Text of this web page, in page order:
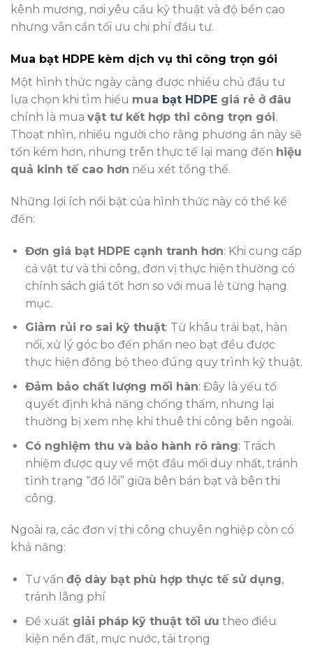
kênh mương, nơi yêu cầu kỹ thuật và độ bền cao
nhưng vẫn cần tối ưu chi phí đầu tư.
Mua bạt HDPE kèm dịch vụ thi công trọn gói
Một hình thức ngày càng được nhiều chủ đầu tư
lựa chọn khi tìm hiểu mua bạt HDPE giá rẻ ở đâu
chính là mua vật tư kết hợp thi công trọn gói.
Thoạt nhìn, nhiều người cho rằng phương án này sẽ
tốn kém hơn, nhưng trên thực tế lại mang đến hiệu
quả kinh tế cao hơn nếu xét tổng thể.
Những lợi ích nổi bật của hình thức này có thể kể
đến:
Đơn giá bạt HDPE cạnh tranh hơn: Khi cung cấp
cả vật tư và thi công, đơn vị thực hiện thường có
chính sách giá tốt hơn so với mua lẻ từng hạng
mục.
Giảm rủi ro sai kỹ thuật: Từ khâu trải bạt, hàn
nối, xử lý góc bo đến phần neo bạt đều được
thực hiện đồng bộ theo đúng quy trình kỹ thuật.
Đảm bảo chất lượng mối hàn: Đây là yếu tố
quyết định khả năng chống thấm, nhưng lại
thường bị xem nhẹ khi thuê thi công bên ngoài.
Có nghiệm thu và bảo hành rõ ràng: Trách
nhiệm được quy về một đầu mối duy nhất, tránh
tình trạng “đổ lỗi” giữa bên bán bạt và bên thi
công.
Ngoài ra, các đơn vị thi công chuyên nghiệp còn có
khả năng:
Tư vấn độ dày bạt phù hợp thực tế sử dụng,
tránh lãng phí
Đề xuất giải pháp kỹ thuật tối ưu theo điều
kiện nền đất, mực nước, tải trọng